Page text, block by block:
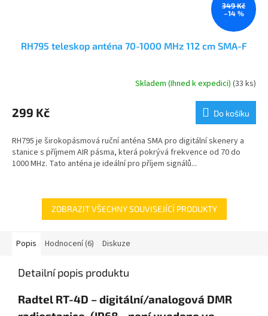
349 Kč
–14 %
RH795 teleskop anténa 70-1000 MHz 112 cm SMA-F
produktu
je
z
5
hvězdiček.
Skladem (Ihned k expedici)(33 ks)
299 Kč Do košíku
RH795 je širokopásmová ruční anténa SMA pro digitální skenery a
stanice s příjmem AIR pásma, která pokrývá frekvence od 70 do
1000 MHz. Tato anténa je ideální pro příjem signálů...
ZOBRAZIT VŠECHNY SOUVISEJÍCÍ PRODUKTY
Popis Hodnocení (6) Diskuze
Detailní popis produktu
Radtel RT-4D – digitální/analogová DMR